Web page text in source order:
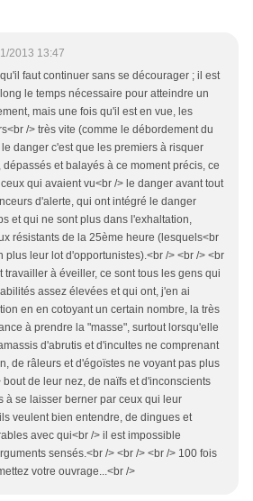
2013 13:47
faut continuer sans se décourager ; il est
le temps nécessaire pour atteindre un
mais une fois qu'il est en vue, les
/> très vite (comme le débordement du
le danger c'est que les premiers à risquer
et balayés à ce moment précis, ce
qui avaient vu<br /> le danger avant tout
d'alerte, qui ont intégré le danger
et qui ne sont plus dans l'exhaltation,
résistants de la 25ème heure (lesquels<br
plus leur lot d'opportunistes).<br /> <br /> <br
travailler à éveiller, ce sont tous les gens qui
assez élevées et qui ont, j'en ai
en en cotoyant un certain nombre, la très
à prendre la "masse", surtout lorsqu'elle
d'abrutis et d'incultes ne comprenant
de râleurs et d'égoïstes ne voyant pas plus
bout de leur nez, de naïfs et d'inconscients
à se laisser berner par ceux qui leur
veulent bien entendre, de dingues et
avec qui<br /> il est impossible
sensés.<br /> <br /> <br /> 100 fois
votre ouvrage...<br />